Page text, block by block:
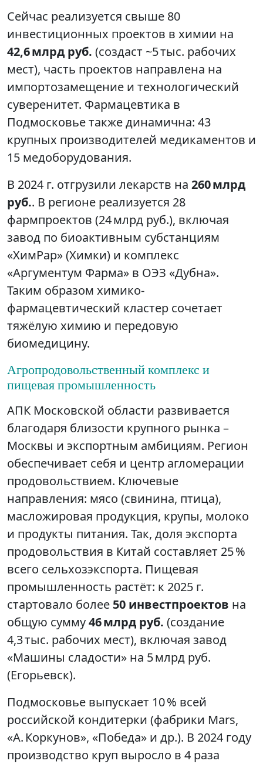
Сейчас реализуется свыше 80
инвестиционных проектов в химии на
42,6 млрд руб. (создаст ~5 тыс. рабочих
мест), часть проектов направлена на
импортозамещение и технологический
суверенитет. Фармацевтика в
Подмосковье также динамична: 43
крупных производителей медикаментов и
15 медоборудования.
В 2024 г. отгрузили лекарств на 260 млрд
руб.. В регионе реализуется 28
фармпроектов (24 млрд руб.), включая
завод по биоактивным субстанциям
«ХимРар» (Химки) и комплекс
«Аргументум Фарма» в ОЭЗ «Дубна».
Таким образом химико-
фармацевтический кластер сочетает
тяжёлую химию и передовую
биомедицину.
Агропродовольственный комплекс и
пищевая промышленность
АПК Московской области развивается
благодаря близости крупного рынка –
Москвы и экспортным амбициям. Регион
обеспечивает себя и центр агломерации
продовольствием. Ключевые
направления: мясо (свинина, птица),
масложировая продукция, крупы, молоко
и продукты питания. Так, доля экспорта
продовольствия в Китай составляет 25 %
всего сельхозэкспорта. Пищевая
промышленность растёт: к 2025 г.
стартовало более 50 инвестпроектов на
общую сумму46 млрд руб. (создание
4,3 тыс. рабочих мест), включая завод
«Машины сладости» на 5 млрд руб.
(Егорьевск).
Подмосковье выпускает 10 % всей
российской кондитерки (фабрики Mars,
«А. Коркунов», «Победа» и др.). В 2024 году
производство круп выросло в 4 раза